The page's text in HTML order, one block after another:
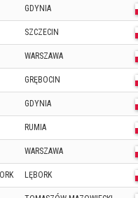
GDYNIA
SZCZECIN
WARSZAWA
GRĘBOCIN
GDYNIA
RUMIA
WARSZAWA
LĘBORK